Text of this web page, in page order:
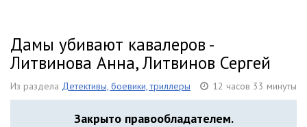
Дамы убивают кавалеров -
Литвинова Анна, Литвинов Сергей
Из раздела Детективы, боевики, триллеры 12 часов 33 минуты
Закрыто правообладателем.